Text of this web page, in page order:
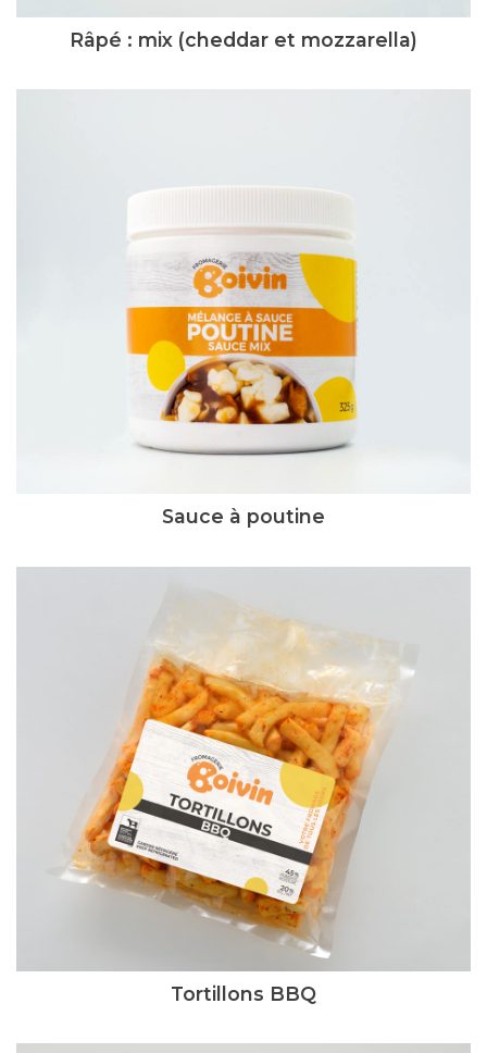
Râpé : mix (cheddar et mozzarella)
Sauce à poutine
Tortillons BBQ